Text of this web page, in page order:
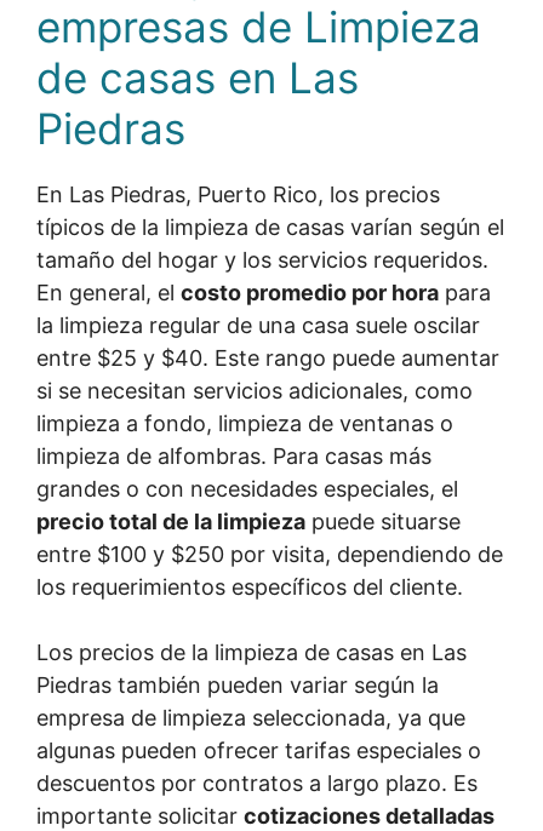
empresas de Limpieza
de casas en Las
Piedras
En Las Piedras, Puerto Rico, los precios
típicos de la limpieza de casas varían según el
tamaño del hogar y los servicios requeridos.
En general, el costo promedio por hora para
la limpieza regular de una casa suele oscilar
entre $25 y $40. Este rango puede aumentar
si se necesitan servicios adicionales, como
limpieza a fondo, limpieza de ventanas o
limpieza de alfombras. Para casas más
grandes o con necesidades especiales, el
precio total de la limpieza puede situarse
entre $100 y $250 por visita, dependiendo de
los requerimientos específicos del cliente.
Los precios de la limpieza de casas en Las
Piedras también pueden variar según la
empresa de limpieza seleccionada, ya que
algunas pueden ofrecer tarifas especiales o
descuentos por contratos a largo plazo. Es
importante solicitar cotizaciones detalladas